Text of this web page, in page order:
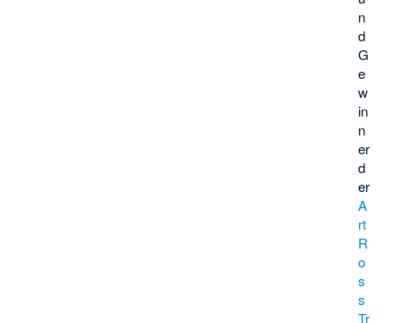
n
d
G
e
w
in
n
er
d
er
A
rt
R
o
s
s
Tr